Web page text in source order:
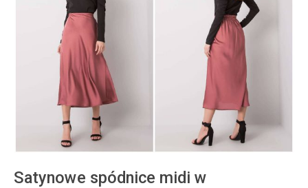
Satynowe spódnice midi w